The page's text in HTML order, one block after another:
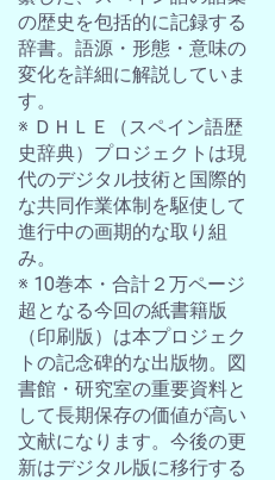
カートへ進む
の歴史を包括的に記録する
辞書。語源・形態・意味の
変化を詳細に解説していま
す。
※ ＤＨＬＥ（スペイン語歴
史辞典）プロジェクトは現
代のデジタル技術と国際的
な共同作業体制を駆使して
進行中の画期的な取り組
み。
※ 10巻本・合計２万ページ
超となる今回の紙書籍版
（印刷版）は本プロジェク
トの記念碑的な出版物。図
書館・研究室の重要資料と
して長期保存の価値が高い
文献になります。今後の更
新はデジタル版に移行する